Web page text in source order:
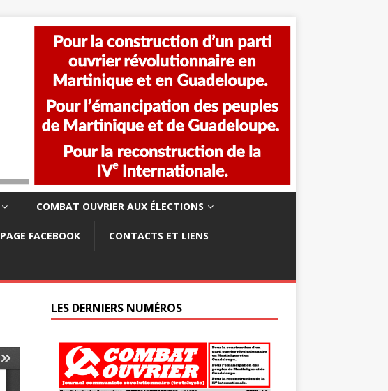
COMBAT OUVRIER AUX ÉLECTIONS
PAGE FACEBOOK CONTACTS ET LIENS
LES DERNIERS NUMÉROS